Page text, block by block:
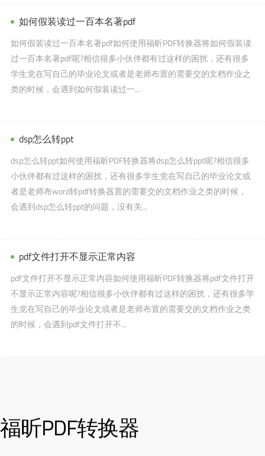
如何假装读过一百本名著pdf
如何假装读过一百本名著pdf如何使用福昕PDF转换器将如何假装读
过一百本名著pdf呢?相信很多小伙伴都有过这样的困扰，还有很多
学生党在写自己的毕业论文或者是老师布置的需要交的文档作业之
类的时候，会遇到如何假装读过一...
dsp怎么转ppt
dsp怎么转ppt如何使用福昕PDF转换器将dsp怎么转ppt呢?相信很多
小伙伴都有过这样的困扰，还有很多学生党在写自己的毕业论文或
者是老师布word转pdf转换器置的需要交的文档作业之类的时候，
会遇到dsp怎么转ppt的问题，没有关...
pdf文件打开不显示正常内容
pdf文件打开不显示正常内容如何使用福昕PDF转换器将pdf文件打开
不显示正常内容呢?相信很多小伙伴都有过这样的困扰，还有很多学
生党在写自己的毕业论文或者是老师布置的需要交的文档作业之类
的时候，会遇到pdf文件打开不...
福昕PDF转换器